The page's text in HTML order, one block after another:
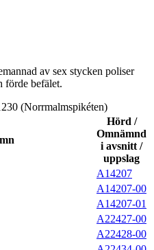
av sex stycken poliser
förde befälet.
(Norrmalmspikéten)
Hörd /
Omnämnd
i avsnitt /
uppslag
A14207
A14207-00
A14207-01
A22427-00
A22428-00